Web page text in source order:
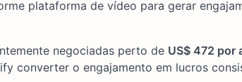
plataforma de vídeo para gerar
negociadas perto de US$ 472 por
converter o engajamento em lucros